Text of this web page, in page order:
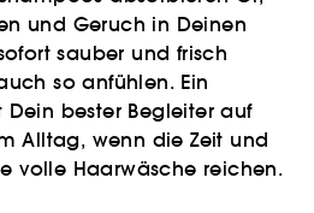
und Geruch in Deinen
sauber und frisch
so anfühlen. Ein
Dein bester Begleiter auf
Alltag, wenn die Zeit und
volle Haarwäsche reichen.